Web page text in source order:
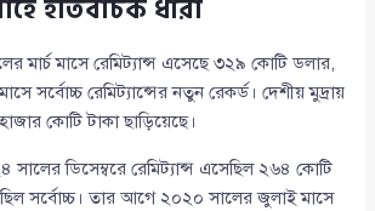
ইতিবাচক ধারা
মার্চ মাসে রেমিট্যান্স এসেছে ৩২৯ কোটি ডলার,
সর্বোচ্চ রেমিট্যান্সের নতুন রেকর্ড। দেশীয় মুদ্রায়
কোটি টাকা ছাড়িয়েছে।
ডিসেম্বরে রেমিট্যান্স এসেছিল ২৬৪ কোটি
ছিল সর্বোচ্চ। তার আগে ২০২০ সালের জুলাই মাসে